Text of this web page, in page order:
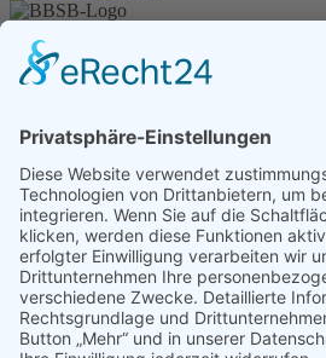
Unser Angebot
Shop
Datenschutz
Kontakt
Transparenzerklärung
BBSB-Inform: täglich
für sehbehinderte und
Anmeldung Newsletter BBSB-Inform